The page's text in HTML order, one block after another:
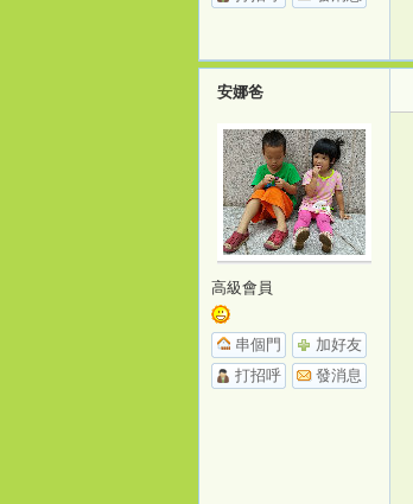
安娜爸
高級會員
串個門
加好友
打招呼
發消息